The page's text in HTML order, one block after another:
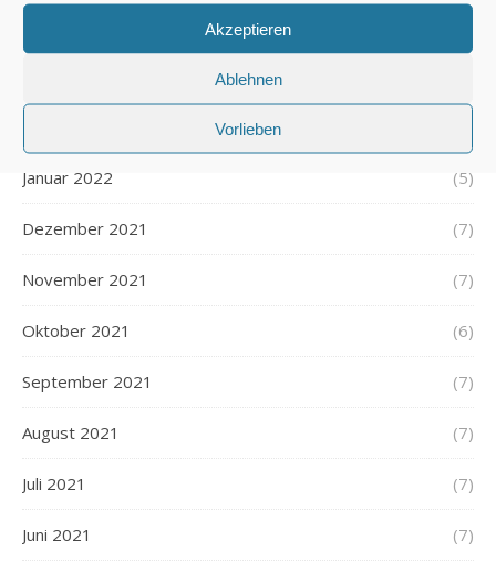
Akzeptieren
Ablehnen
Vorlieben
Januar 2022 (5)
Dezember 2021 (7)
November 2021 (7)
Oktober 2021 (6)
September 2021 (7)
August 2021 (7)
Juli 2021 (7)
Juni 2021 (7)